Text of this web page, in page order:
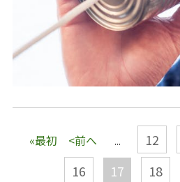
«最初 <前へ ... 12
16
17 18